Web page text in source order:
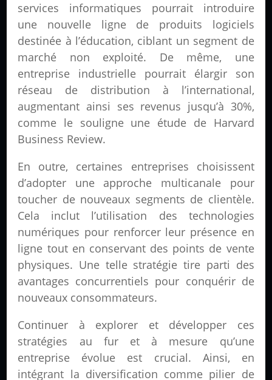
services informatiques pourrait introduire
une nouvelle ligne de produits logiciels
destinée à l’éducation, ciblant un segment de
marché non exploité. De même, une
entreprise industrielle pourrait élargir son
réseau de distribution à l’international,
augmentant ainsi ses revenus jusqu’à 30%,
comme le souligne une étude de Harvard
Business Review.
En outre, certaines entreprises choisissent
d’adopter une approche multicanale pour
toucher de nouveaux segments de clientèle.
Cela inclut l’utilisation des technologies
numériques pour renforcer leur présence en
ligne tout en conservant des points de vente
physiques. Une telle stratégie tire parti des
avantages concurrentiels pour conquérir de
nouveaux consommateurs.
Continuer à explorer et développer ces
stratégies au fur et à mesure qu’une
entreprise évolue est crucial. Ainsi, en
intégrant la diversification comme pilier de